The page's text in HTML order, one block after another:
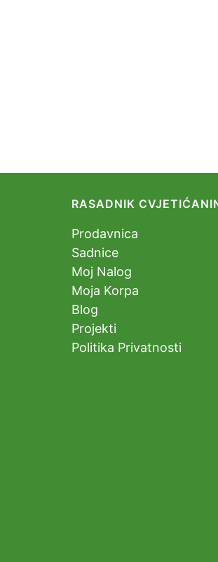
RASADNIK
Prodavnica
Sadnice
Moj Nalog
Moja Korpa
Blog
Projekti
Politika Privatnosti